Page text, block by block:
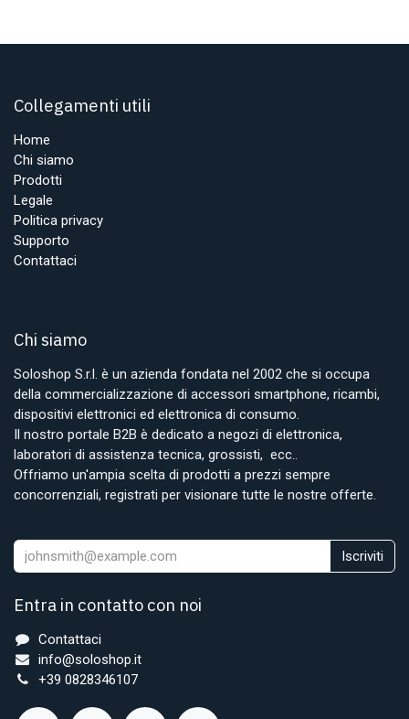
Collegamenti utili
Home
Chi siamo
Prodotti
Legale
Politica privacy
Supporto
Contattaci
Chi siamo
Soloshop S.r.l. è un azienda fondata nel 2002 che si occupa
della commercializzazione di accessori smartphone, ricambi,
dispositivi elettronici ed elettronica di consumo.
Il nostro portale B2B è dedicato a negozi di elettronica,
laboratori di assistenza tecnica, grossisti, ecc..
Offriamo un'ampia scelta di prodotti a prezzi sempre
concorrenziali, registrati per visionare tutte le nostre offerte.
Iscriviti
Entra in contatto con noi
Contattaci
info@soloshop.it
+39 0828346107